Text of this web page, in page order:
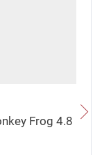
Frog 4.8